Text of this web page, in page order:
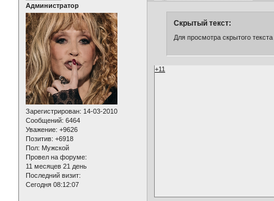
Администратор
Зарегистрирован: 14-03-2010
Сообщений: 6464
Уважение: +9626
Позитив: +6918
Пол: Мужской
Провел на форуме:
11 месяцев 21 день
Последний визит:
Сегодня 08:12:07
Скрытый текст:
Для просмотра скрытого
+11